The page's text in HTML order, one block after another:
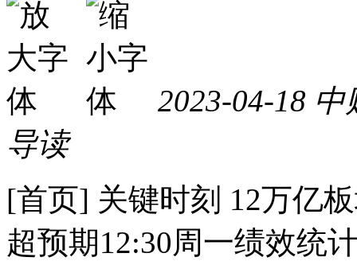
2023-04-18 中
导读
[首页] 关键时刻 12万亿
超预期12:30周一绩效统